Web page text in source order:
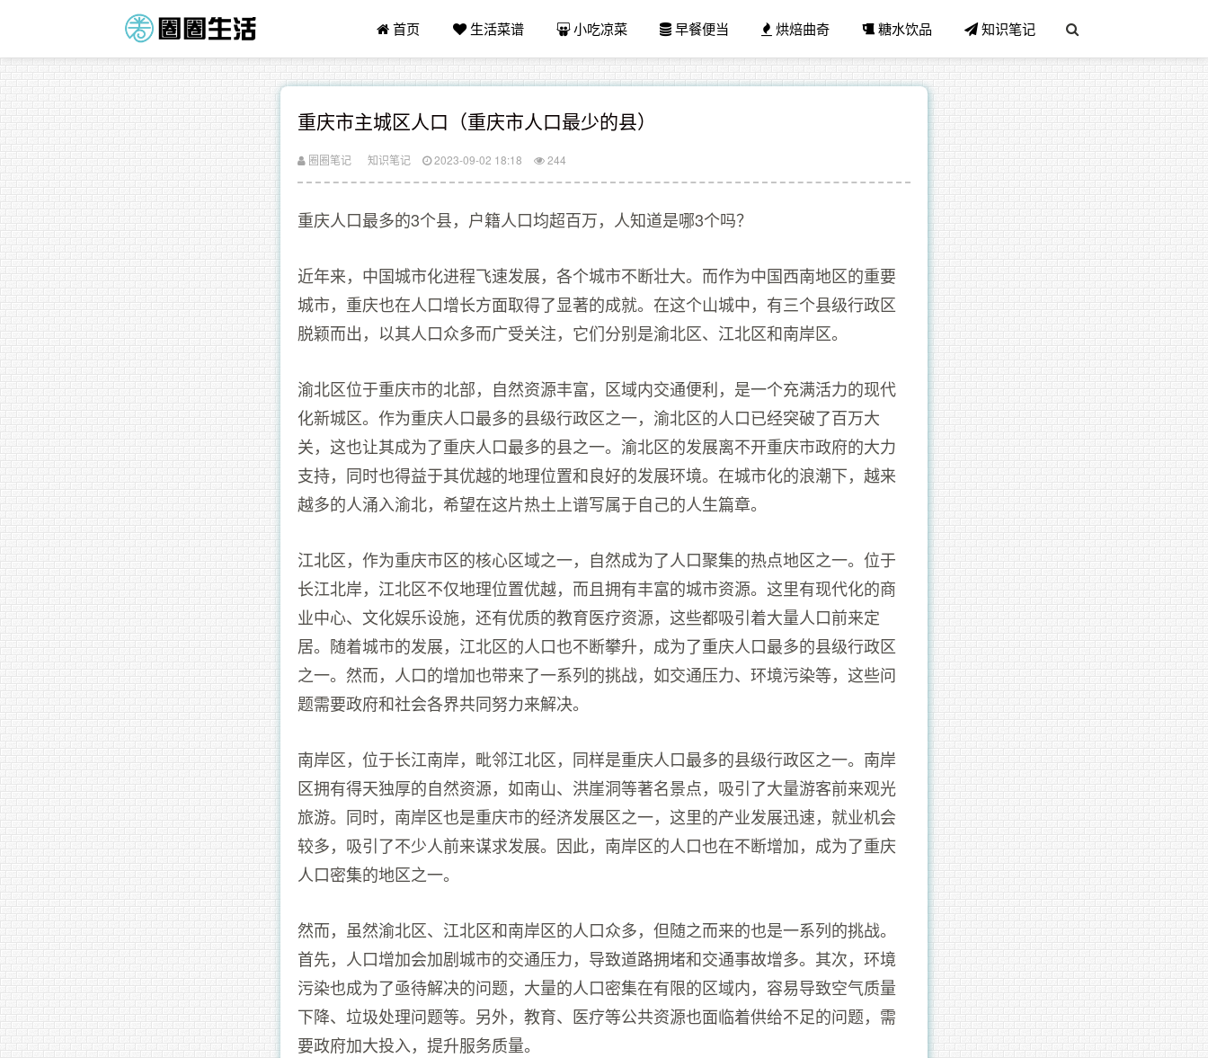
首页 生活菜谱 小吃凉菜 早餐便当 烘焙曲奇 糖水饮品 知识笔记
重庆市主城区人口（重庆市人口最少的县）
圈圈笔记 知识笔记 2023-09-02 18:18 244
重庆人口最多的3个县，户籍人口均超百万，人知道是哪3个吗？
近年来，中国城市化进程飞速发展，各个城市不断壮大。而作为中国西南地区的重要
城市，重庆也在人口增长方面取得了显著的成就。在这个山城中，有三个县级行政区
脱颖而出，以其人口众多而广受关注，它们分别是渝北区、江北区和南岸区。
渝北区位于重庆市的北部，自然资源丰富，区域内交通便利，是一个充满活力的现代
化新城区。作为重庆人口最多的县级行政区之一，渝北区的人口已经突破了百万大
关，这也让其成为了重庆人口最多的县之一。渝北区的发展离不开重庆市政府的大力
支持，同时也得益于其优越的地理位置和良好的发展环境。在城市化的浪潮下，越来
越多的人涌入渝北，希望在这片热土上谱写属于自己的人生篇章。
江北区，作为重庆市区的核心区域之一，自然成为了人口聚集的热点地区之一。位于
长江北岸，江北区不仅地理位置优越，而且拥有丰富的城市资源。这里有现代化的商
业中心、文化娱乐设施，还有优质的教育医疗资源，这些都吸引着大量人口前来定
居。随着城市的发展，江北区的人口也不断攀升，成为了重庆人口最多的县级行政区
之一。然而，人口的增加也带来了一系列的挑战，如交通压力、环境污染等，这些问
题需要政府和社会各界共同努力来解决。
南岸区，位于长江南岸，毗邻江北区，同样是重庆人口最多的县级行政区之一。南岸
区拥有得天独厚的自然资源，如南山、洪崖洞等著名景点，吸引了大量游客前来观光
旅游。同时，南岸区也是重庆市的经济发展区之一，这里的产业发展迅速，就业机会
较多，吸引了不少人前来谋求发展。因此，南岸区的人口也在不断增加，成为了重庆
人口密集的地区之一。
然而，虽然渝北区、江北区和南岸区的人口众多，但随之而来的也是一系列的挑战。
首先，人口增加会加剧城市的交通压力，导致道路拥堵和交通事故增多。其次，环境
污染也成为了亟待解决的问题，大量的人口密集在有限的区域内，容易导致空气质量
下降、垃圾处理问题等。另外，教育、医疗等公共资源也面临着供给不足的问题，需
要政府加大投入，提升服务质量。